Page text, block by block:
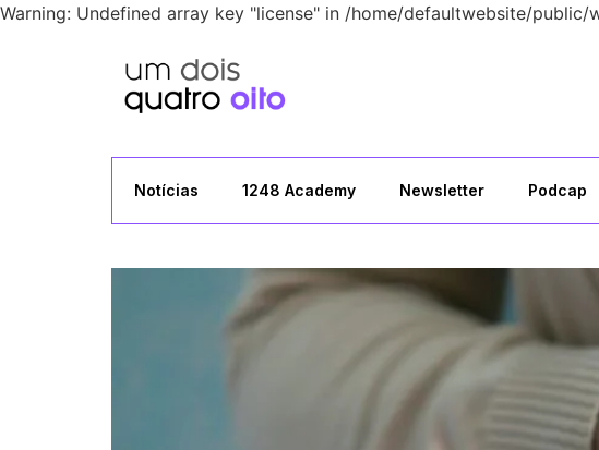
Warning: Undefined array key "license" in /home/defaultwebsite/
Notícias 1248 Academy Newsletter Podcap